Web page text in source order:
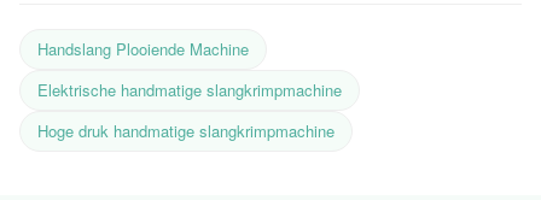
Handslang Plooiende Machine
Elektrische handmatige slangkrimpmachine
Hoge druk handmatige slangkrimpmachine